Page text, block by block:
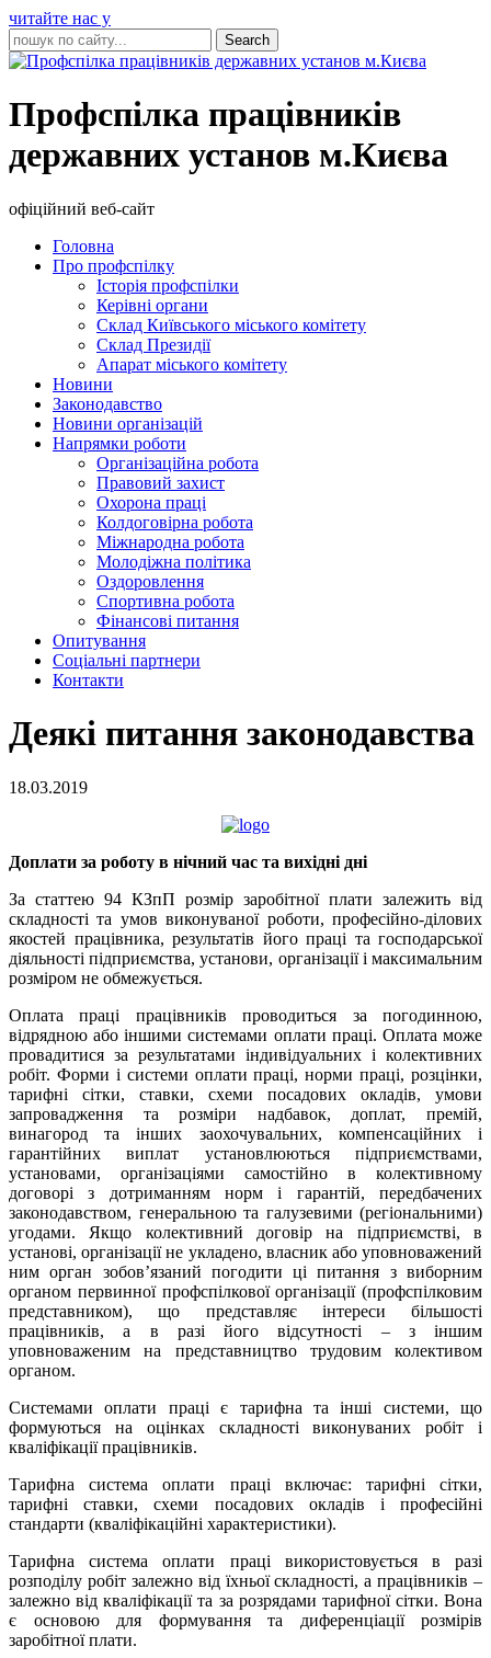
читайте нас у
Профспілка працівників
державних установ м.Києва
офіційний веб-сайт
Головна
Про профспілку
Історія профспілки
Керівні органи
Склад Київського міського комітету
Склад Президії
Апарат міського комітету
Новини
Законодавство
Новини організацій
Напрямки роботи
Організаційна робота
Правовий захист
Охорона праці
Колдоговірна робота
Міжнародна робота
Молодіжна політика
Оздоровлення
Спортивна робота
Фінансові питання
Опитування
Соціальні партнери
Контакти
Деякі питання законодавства
18.03.2019
Доплати за роботу в нічний час та вихідні дні
За статтею 94 КЗпП розмір заробітної плати залежить від
складності та умов виконуваної роботи, професійно-ділових
якостей працівника, результатів його праці та господарської
діяльності підприємства, установи, організації і максимальним
розміром не обмежується.
Оплата праці працівників проводиться за погодинною,
відрядною або іншими системами оплати праці. Оплата може
провадитися за результатами індивідуальних і колективних
робіт. Форми і системи оплати праці, норми праці, розцінки,
тарифні сітки, ставки, схеми посадових окладів, умови
запровадження та розміри надбавок, доплат, премій,
винагород та інших заохочувальних, компенсаційних і
гарантійних виплат установлюються підприємствами,
установами, організаціями самостійно в колективному
договорі з дотриманням норм і гарантій, передбачених
законодавством, генеральною та галузевими (регіональними)
угодами. Якщо колективний договір на підприємстві, в
установі, організації не укладено, власник або уповноважений
ним орган зобов’язаний погодити ці питання з виборним
органом первинної профспілкової організації (профспілковим
представником), що представляє інтереси більшості
працівників, а в разі його відсутності – з іншим
уповноваженим на представництво трудовим колективом
органом.
Системами оплати праці є тарифна та інші системи, що
формуються на оцінках складності виконуваних робіт і
кваліфікації працівників.
Тарифна система оплати праці включає: тарифні сітки,
тарифні ставки, схеми посадових окладів і професійні
стандарти (кваліфікаційні характеристики).
Тарифна система оплати праці використовується в разі
розподілу робіт залежно від їхньої складності, а працівників –
залежно від кваліфікації та за розрядами тарифної сітки. Вона
є основою для формування та диференціації розмірів
заробітної плати.